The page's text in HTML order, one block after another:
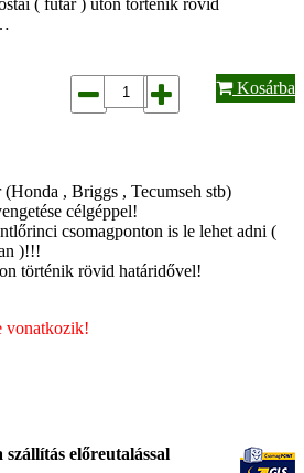
( futár ) úton történik rövid
Kosárba
, Briggs , Tecumseh stb)
célgéppel!
csomagponton is le lehet adni (
)!!!
történik rövid határidővel!
vonatkozik!
előreutalással